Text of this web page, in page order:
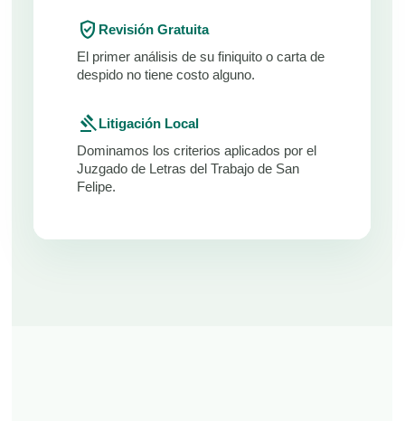
verified_user Revisión Gratuita
El primer análisis de su finiquito o carta de
despido no tiene costo alguno.
gavelLitigación Local
Dominamos los criterios aplicados por el
Juzgado de Letras del Trabajo de San
Felipe.